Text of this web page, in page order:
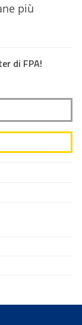
più
di FPA!